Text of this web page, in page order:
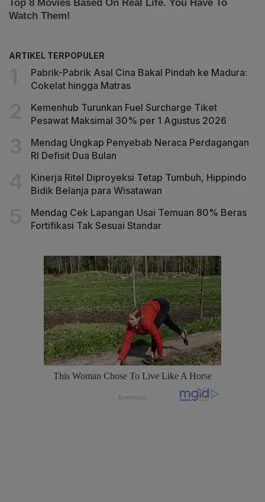
ARTIKEL TERPOPULER
Pabrik-Pabrik Asal Cina Bakal Pindah ke Madura:
Cokelat hingga Matras
Kemenhub Turunkan Fuel Surcharge Tiket
Pesawat Maksimal 30% per 1 Agustus 2026
Mendag Ungkap Penyebab Neraca Perdagangan
RI Defisit Dua Bulan
Kinerja Ritel Diproyeksi Tetap Tumbuh, Hippindo
Bidik Belanja para Wisatawan
Mendag Cek Lapangan Usai Temuan 80% Beras
Fortifikasi Tak Sesuai Standar